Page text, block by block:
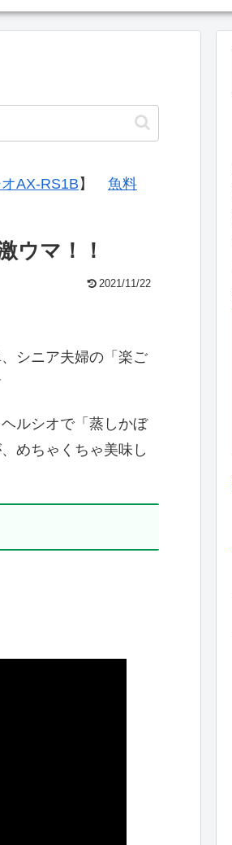
AX-RS1B 】 魚料
ウマ！！
2021/11/22
シニア夫婦の「楽ご
ルシオで「蒸しかぼ
めちゃくちゃ美味し